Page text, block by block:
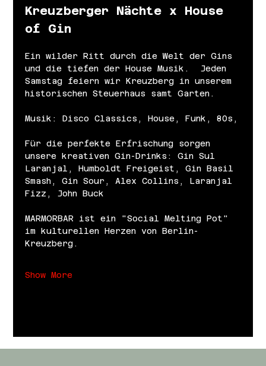
Kreuzberger Nächte x House
of Gin
Ein wilder Ritt durch die Welt der Gins
und die tiefen der House Musik.  Jeden
Samstag feiern wir Kreuzberg in unserem
historischen Steuerhaus samt Garten.
Musik: Disco Classics, House, Funk, 80s,
Für die perfekte Erfrischung sorgen
unsere kreativen Gin-Drinks: Gin Sul
Laranjal, Humboldt Freigeist, Gin Basil
Smash, Gin Sour, Alex Collins, Laranjal
Fizz, John Buck
MARMORBAR ist ein "Social Melting Pot"
im kulturellen Herzen von Berlin-
Kreuzberg.
Show More